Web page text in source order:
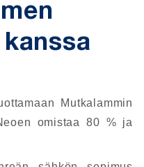
Mutkalammin
omistaa 80 % ja